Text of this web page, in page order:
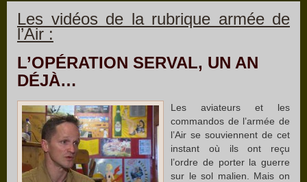
Les vidéos de la rubrique armée de
l’Air :
L’OPÉRATION SERVAL, UN AN
DÉJÀ…
Les aviateurs et les
commandos de l’armée de
l’Air se souviennent de cet
instant où ils ont reçu
l’ordre de porter la guerre
sur le sol malien. Mais on